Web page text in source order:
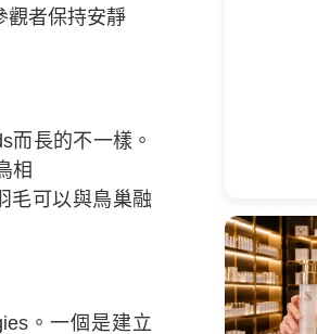
者保持安靜
長的不一樣。
相
可以與鳥巢融
。一個是建立